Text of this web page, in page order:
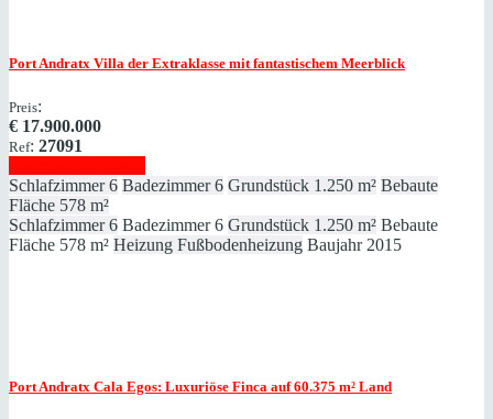
Port Andratx Villa der Extraklasse mit fantastischem Meerblick
Preis:
€ 17.900.000
Ref: 27091
Schlafzimmer 6 Badezimmer 6 Grundstück 1.250 m² Bebaute
Fläche 578 m²
Schlafzimmer 6 Badezimmer 6 Grundstück 1.250 m² Bebaute
Fläche 578 m² Heizung Fußbodenheizung Baujahr 2015
Port Andratx Cala Egos: Luxuriöse Finca auf 60.375 ​​​​​​​m² Land